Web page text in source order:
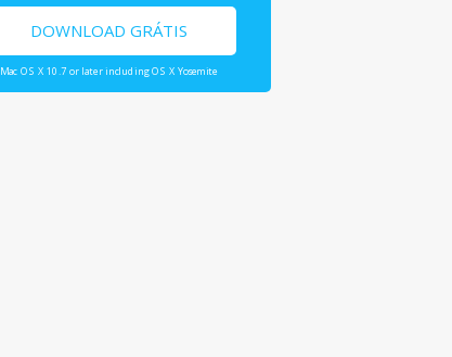
DOWNLOAD GRÁTIS
Mac OS X 10.7 or later including OS X Yosemite